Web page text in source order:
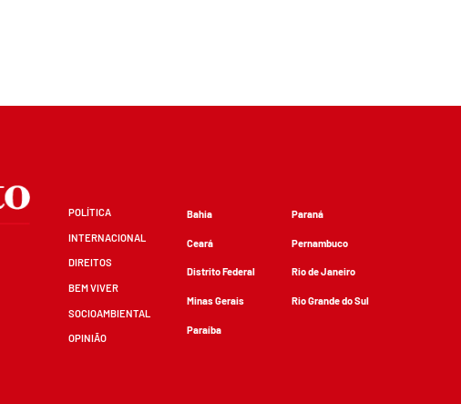
POLÍTICA
INTERNACIONAL
DIREITOS
BEM VIVER
SOCIOAMBIENTAL
OPINIÃO
Bahia
Ceará
Distrito Federal
Minas Gerais
Paraíba
Paraná
Pernambuco
Rio de Janeiro
Rio Grande do Sul